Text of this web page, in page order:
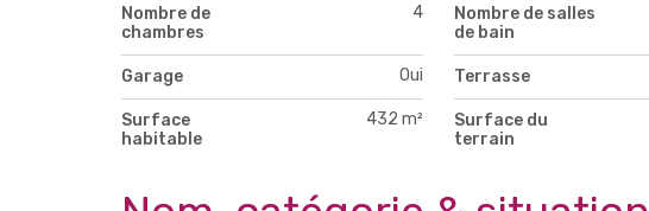
Nombre de
chambres
4
Nombre de salles
de bain
Garage Oui Terrasse
Surface
habitable
432 m²
Surface du
terrain